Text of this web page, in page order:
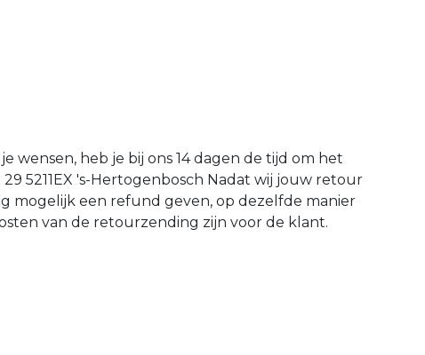
heb je bij ons 14 dagen de tijd om het
5211EX 's-Hertogenbosch Nadat wij jouw retour
mogelijk een refund geven, op dezelfde manier
van de retourzending zijn voor de klant.